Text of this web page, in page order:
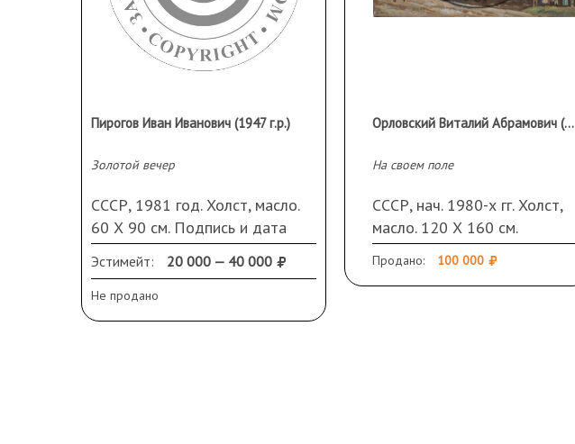
Пирогов Иван Иванович (1947 г.р.)
Золотой вечер
СССР, 1981 год. Холст, масло.
60 Х 90 см. Подпись и дата
справа внизу. Оформлена в
раму. Картина предоставлена
автором.
Эстимейт: 20 000 — 40 000
Не продано
Орловский Виталий Абрамович (1931 г.р.)
На своем поле
СССР, нач. 1980-х гг. Холст,
масло. 120 Х 160 см.
Кракелюр
Продано: 100 000